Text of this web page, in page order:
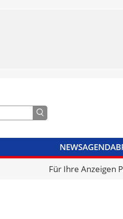
NEWSAGENDA
VIDEOSBIBLIOTHEK
Für Ihre Anzeigen